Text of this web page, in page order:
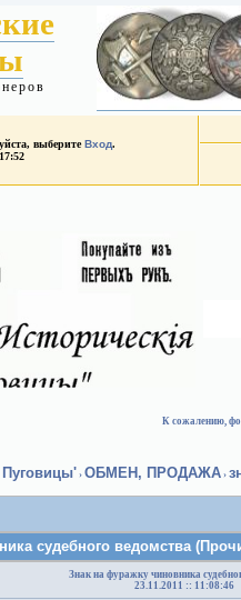
выберитеВход.
К сожалению,
Пуговицы' › ОБМЕН, ПРОДАЖА ›
судебного ведомства
Знак на фуражку чиновника
23.11.2011 :: 11:08:46